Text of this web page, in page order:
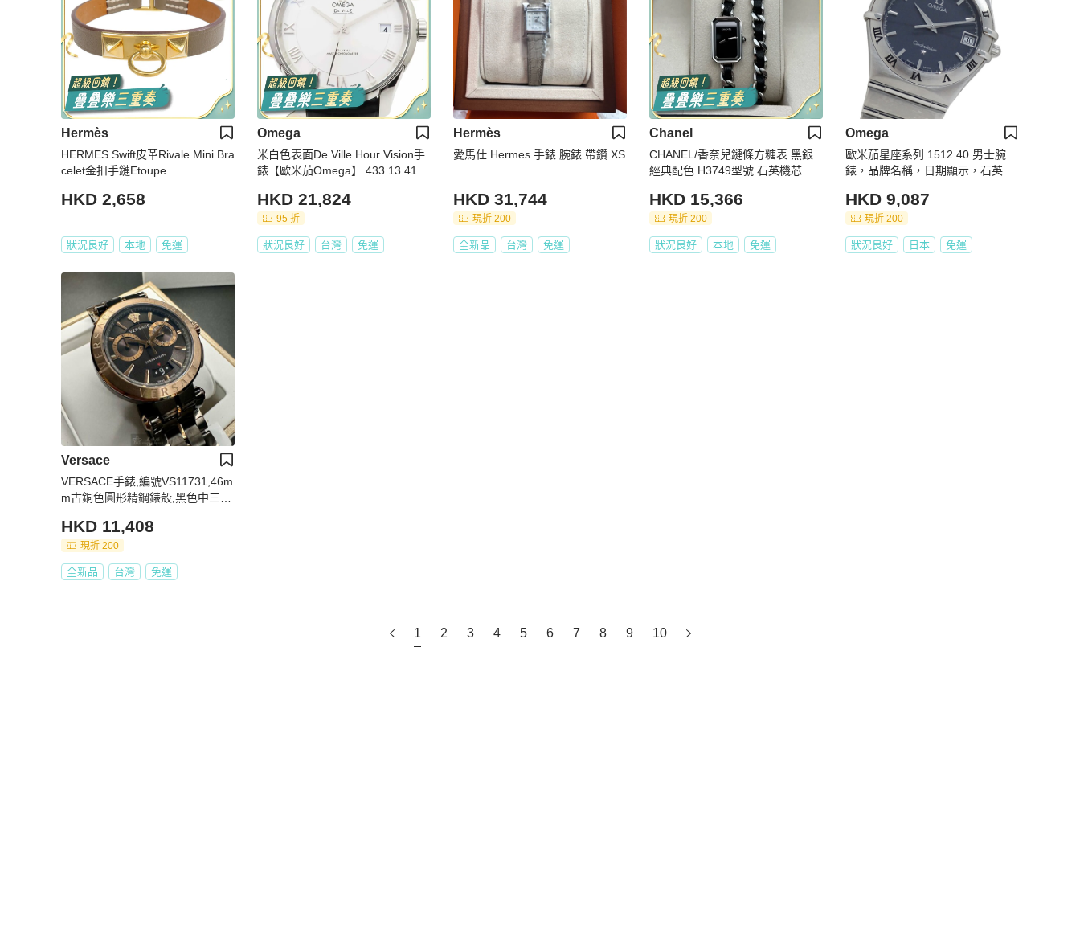
Hermès
HERMES Swift皮革Rivale Mini Bra
celet金扣手鏈Etoupe
HKD 2,658
狀況良好 本地 免運
Omega
米白色表面De Ville Hour Vision手
錶【歐米茄Omega】 433.13.41.2
HKD 21,824
95 折
狀況良好 台灣 免運
Hermès
愛馬仕 Hermes 手錶 腕錶 帶鑽 XS
HKD 31,744
現折 200
全新品 台灣 免運
Chanel
CHANEL/香奈兒鏈條方糖表 黑銀
經典配色 H3749型號 石英機芯 即
HKD 15,366
現折 200
狀況良好 本地 免運
Omega
歐米茄星座系列 1512.40 男士腕
錶，品牌名稱，日期顯示，石英機
HKD 9,087
現折 200
狀況良好 日本 免運
Versace
VERSACE手錶,編號VS11731,46m
m古銅色圓形精鋼錶殼,黑色中三針
帶款
HKD 11,408
現折 200
全新品 台灣 免運
1 2 3 4 5 6 7 8 9 10